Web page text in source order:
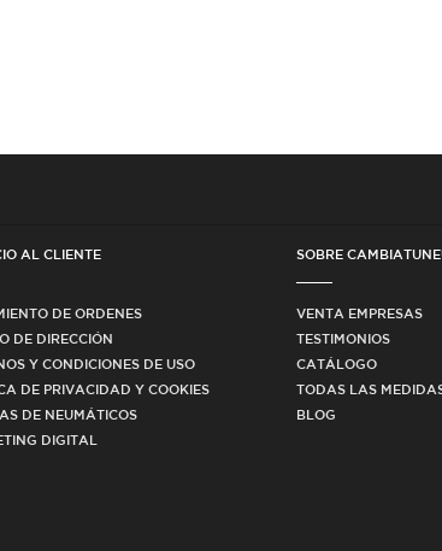
AL CLIENTE
DE ORDENES
DE DIRECCIÓN
Y CONDICIONES DE USO
DE PRIVACIDAD Y COOKIES
DE NEUMÁTICOS
DIGITAL
SOBRE
VENTA EMPRESAS
TESTIMONIOS
CATÁLOGO
TODAS LAS
BLOG